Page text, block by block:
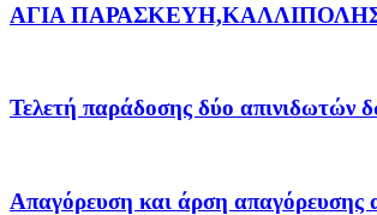
ΑΓΙΑ ΠΑΡΑΣΚΕΥΗ,ΚΑΛΛΙΠΟΛΗΣ:
Τελετή παράδοσης δύο απινιδωτών
Απαγόρευση και άρση